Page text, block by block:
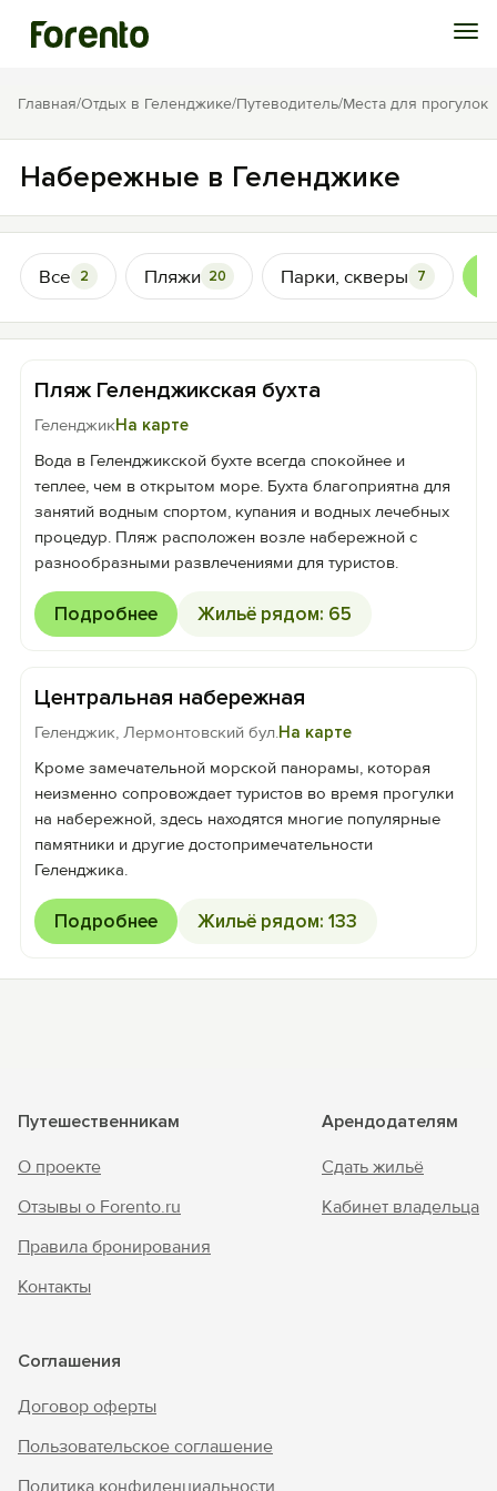
Войти
Избранное
История просмотра
Добавить свой объект
Главная/Отдых в Геленджике/Путеводитель/Места для прогулок
Набережные в Геленджике
Все 2 Пляжи 20 Парки, скверы 7
Пляж Геленджикская бухта
ГеленджикНа карте
Вода в Геленджикской бухте всегда спокойнее и
теплее, чем в открытом море. Бухта благоприятна для
занятий водным спортом, купания и водных лечебных
процедур. Пляж расположен возле набережной с
разнообразными развлечениями для туристов.
Подробнее Жильё рядом: 65
Центральная набережная
Геленджик, Лермонтовский бул.На карте
Кроме замечательной морской панорамы, которая
неизменно сопровождает туристов во время прогулки
на набережной, здесь находятся многие популярные
памятники и другие достопримечательности
Геленджика.
Подробнее Жильё рядом: 133
Путешественникам
О проекте
Отзывы о Forento.ru
Правила бронирования
Контакты
Арендодателям
Сдать жильё
Кабинет владельца
Соглашения
Договор оферты
Пользовательское соглашение
Политика конфиденциальности